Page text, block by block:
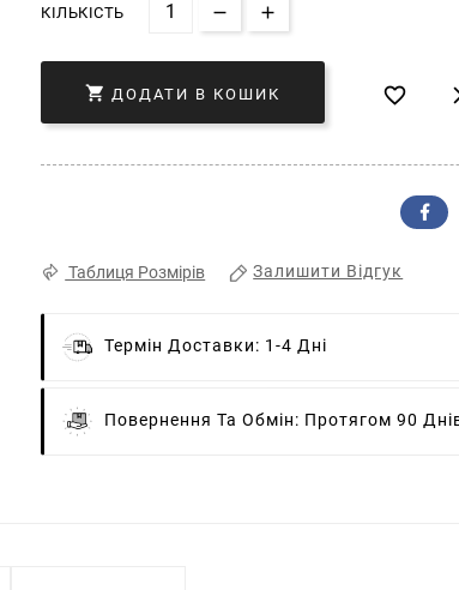
КІЛЬКІСТЬ
 ДОДАТИ В КОШИК 
Таблиця Розмірів Залишити Відгук
Термін Доставки: 1-4 Дні
Повернення Та Обмін: Протягом 90